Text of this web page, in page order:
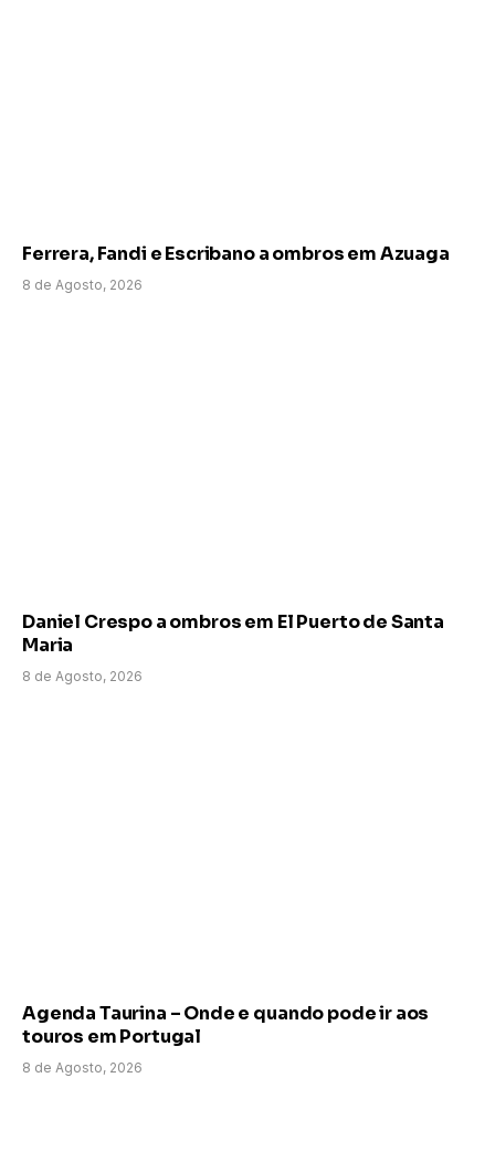
Ferrera, Fandi e Escribano a ombros em Azuaga
8 de Agosto, 2026
Daniel Crespo a ombros em El Puerto de Santa
Maria
8 de Agosto, 2026
Agenda Taurina – Onde e quando pode ir aos
touros em Portugal
8 de Agosto, 2026